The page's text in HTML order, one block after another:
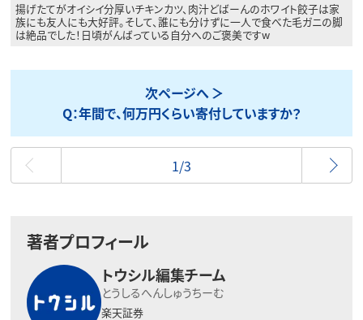
揚げたてがオイシイ分厚いチキンカツ、肉汁どばーんのホワイト餃子は家
族にも友人にも大好評。そして、誰にも分けずに一人で食べた毛ガニの脚
は絶品でした！日頃がんばっている自分へのご褒美ですw
次ページへ
Q：年間で、何万円くらい寄付していますか？
最初
1/3
著者プロフィール
トウシル編集チーム
とうしるへんしゅうちーむ
楽天証券